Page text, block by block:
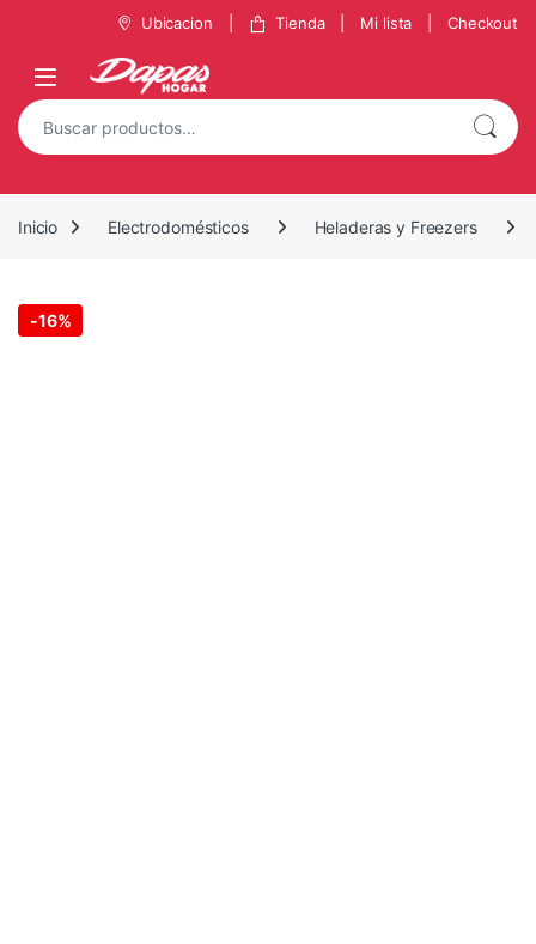
Saltar a la navegación
Saltar al contenido Ubicacion Tienda Mi lista Checkout
Buscar por:
Inicio Electrodomésticos Heladeras y Freezers
-16%